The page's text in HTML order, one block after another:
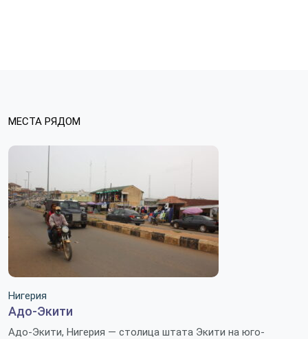
МЕСТА РЯДОМ
Нигерия
Адо-Экити
Адо-Экити, Нигерия — столица штата Экити на юго-